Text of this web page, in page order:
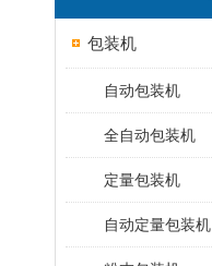
包装机
自动包装机
全自动包装机
定量包装机
自动定量包装机